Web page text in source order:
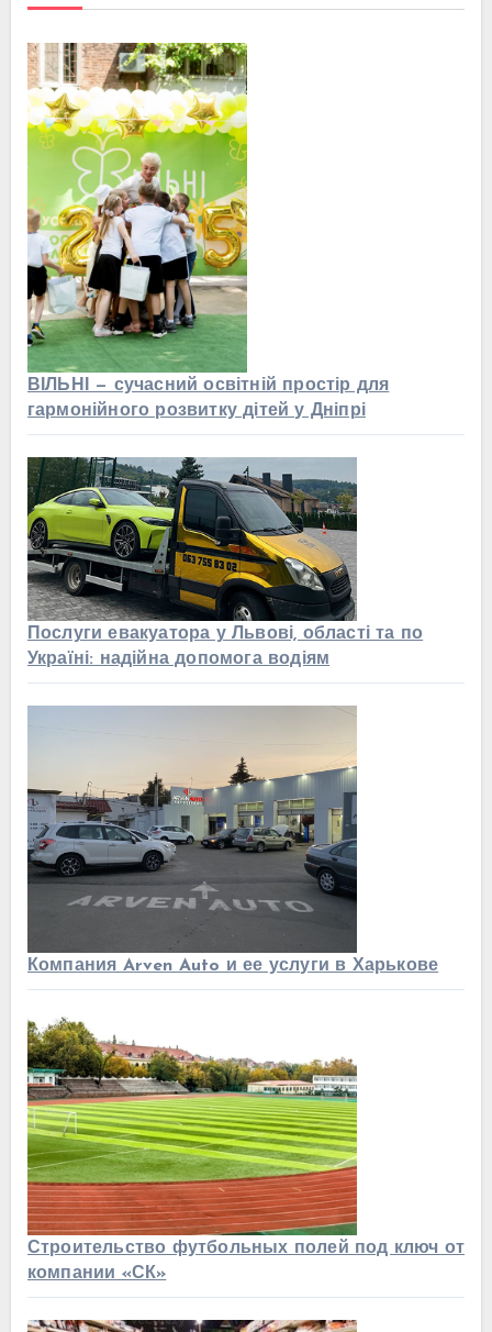
ВІЛЬНІ — сучасний освітній простір для
гармонійного розвитку дітей у Дніпрі
Послуги евакуатора у Львові, області та по
Україні: надійна допомога водіям
Компания Arven Auto и ее услуги в Харькове
Строительство футбольных полей под ключ от
компании «СК»